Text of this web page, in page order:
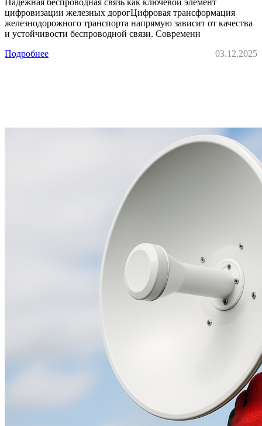
цифровизации железных дорогЦифровая трансформация
железнодорожного транспорта напрямую зависит от качества
и устойчивости беспроводной связи. Современн
Подробнее
03.12.2025